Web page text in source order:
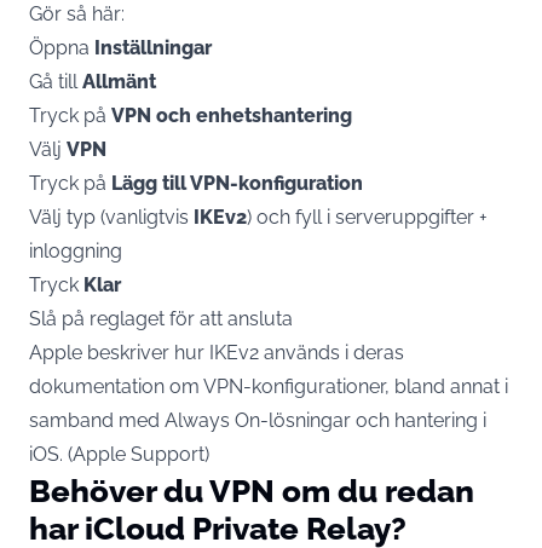
Gör så här:
Öppna Inställningar
Gå till Allmänt
Tryck på VPN och enhetshantering
Välj VPN
Tryck på Lägg till VPN-konfiguration
Välj typ (vanligtvis IKEv2) och fyll i serveruppgifter +
inloggning
Tryck Klar
Slå på reglaget för att ansluta
Apple beskriver hur IKEv2 används i deras
dokumentation om VPN-konfigurationer, bland annat i
samband med Always On-lösningar och hantering i
iOS. (Apple Support)
Behöver du VPN om du redan
har iCloud Private Relay?